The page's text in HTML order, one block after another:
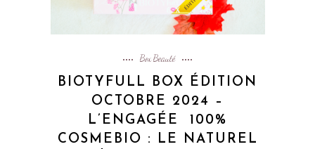
Box Beauté
BIOTYFULL BOX ÉDITION
OCTOBRE 2024 –
L’ENGAGÉE 100%
COSMEBIO : LE NATUREL